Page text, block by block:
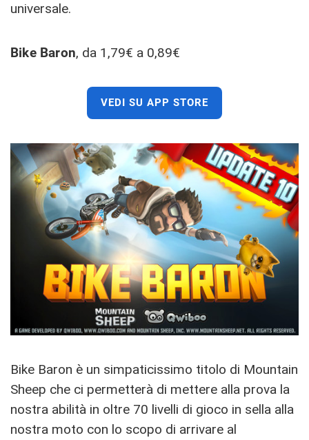
universale.
Bike Baron, da 1,79€ a 0,89€
VEDI SU APP STORE
Bike Baron è un simpaticissimo titolo di Mountain
Sheep che ci permetterà di mettere alla prova la
nostra abilità in oltre 70 livelli di gioco in sella alla
nostra moto con lo scopo di arrivare al